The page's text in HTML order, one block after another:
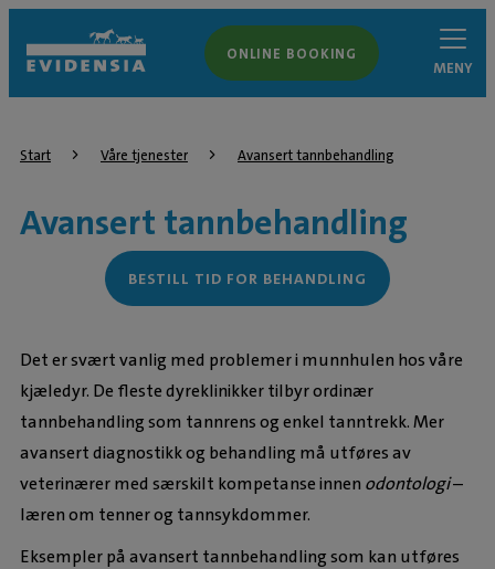
ONLINE BOOKING
MENY
Start Våre tjenester Avansert tannbehandling
Avansert tannbehandling
BESTILL TID FOR BEHANDLING
Det er svært vanlig med problemer i munnhulen hos våre
kjæledyr. De fleste dyreklinikker tilbyr ordinær
tannbehandling som tannrens og enkel tanntrekk. Mer
avansert diagnostikk og behandling må utføres av
veterinærer med særskilt kompetanse innen odontologi–
læren om tenner og tannsykdommer.
Eksempler på avansert tannbehandling som kan utføres